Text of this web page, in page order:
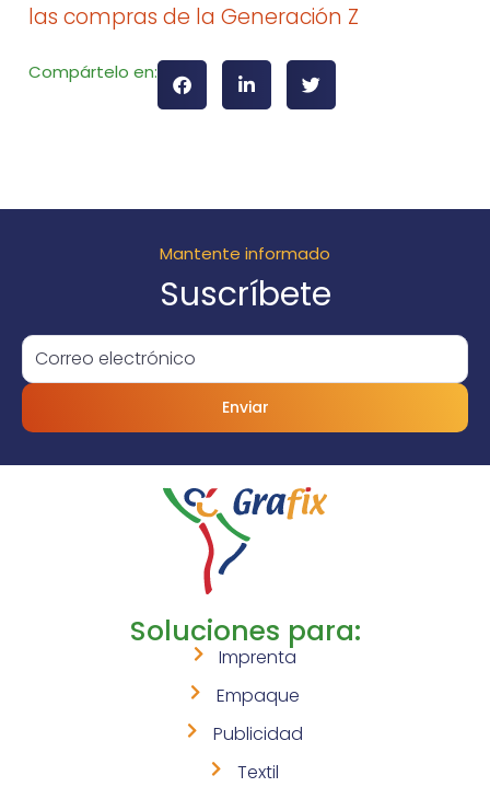
las compras de la Generación Z
Compártelo en:
Mantente informado
Suscríbete
Enviar
Soluciones para:
Imprenta
Empaque
Publicidad
Textil